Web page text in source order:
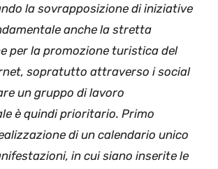
la sovrapposizione di iniziative
anche la stretta
per la promozione turistica del
sopratutto attraverso i social
un gruppo di lavoro
è quindi prioritario. Primo
di un calendario unico
in cui siano inserite le